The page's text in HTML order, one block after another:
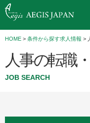
HOME > 条件から探す求人情報 >
人事の転職
JOB SEARCH